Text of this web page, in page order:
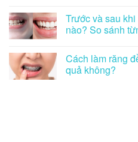
Trước và sau
nào? So sánh
Cách làm răng
quả không?